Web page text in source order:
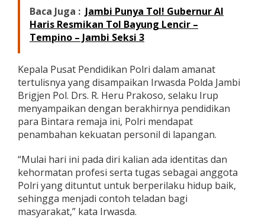
n
P
e
n
d
i
k
n
B
t
r
a
P
o
Baca Juga : Jambi Punya Tol! Gubernur Al
Haris Resmikan Tol Bayung Lencir –
Tempino – Jambi Seksi 3
Kepala Pusat Pendidikan Polri dalam amanat
tertulisnya yang disampaikan Irwasda Polda Jambi
Brigjen Pol. Drs. R. Heru Prakoso, selaku Irup
menyampaikan dengan berakhirnya pendidikan
para Bintara remaja ini, Polri mendapat
penambahan kekuatan personil di lapangan.
“Mulai hari ini pada diri kalian ada identitas dan
kehormatan profesi serta tugas sebagai anggota
Polri yang dituntut untuk berperilaku hidup baik,
sehingga menjadi contoh teladan bagi
masyarakat,” kata Irwasda.